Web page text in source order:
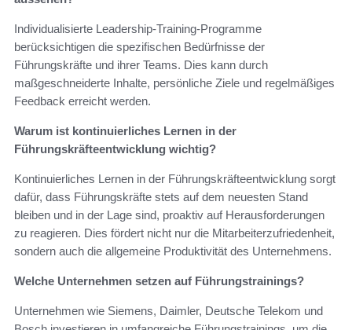
Individualisierte Leadership-Training-Programme
berücksichtigen die spezifischen Bedürfnisse der
Führungskräfte und ihrer Teams. Dies kann durch
maßgeschneiderte Inhalte, persönliche Ziele und regelmäßiges
Feedback erreicht werden.
Warum ist kontinuierliches Lernen in der
Führungskräfteentwicklung wichtig?
Kontinuierliches Lernen in der Führungskräfteentwicklung sorgt
dafür, dass Führungskräfte stets auf dem neuesten Stand
bleiben und in der Lage sind, proaktiv auf Herausforderungen
zu reagieren. Dies fördert nicht nur die Mitarbeiterzufriedenheit,
sondern auch die allgemeine Produktivität des Unternehmens.
Welche Unternehmen setzen auf Führungstrainings?
Unternehmen wie Siemens, Daimler, Deutsche Telekom und